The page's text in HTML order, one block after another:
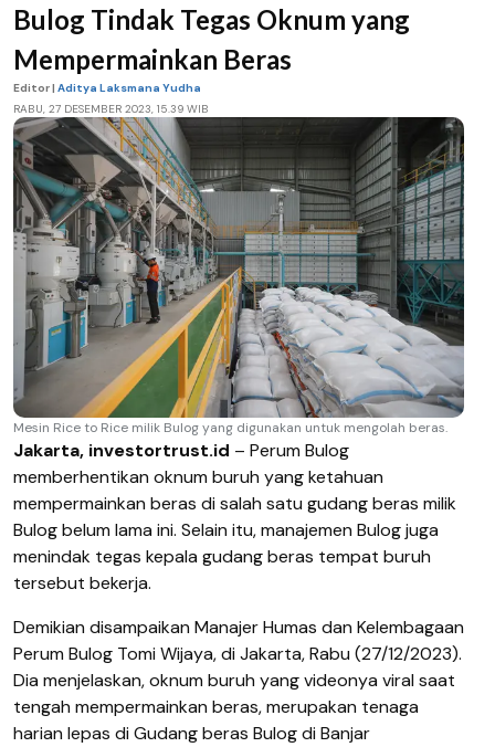
Bulog Tindak Tegas Oknum yang
Mempermainkan Beras
Editor | Aditya Laksmana Yudha
RABU, 27 DESEMBER 2023, 15.39 WIB
Mesin Rice to Rice milik Bulog yang digunakan untuk mengolah beras.
Jakarta, investortrust.id – Perum Bulog
memberhentikan oknum buruh yang ketahuan
mempermainkan beras di salah satu gudang beras milik
Bulog belum lama ini. Selain itu, manajemen Bulog juga
menindak tegas kepala gudang beras tempat buruh
tersebut bekerja.
Demikian disampaikan Manajer Humas dan Kelembagaan
Perum Bulog Tomi Wijaya, di Jakarta, Rabu (27/12/2023).
Dia menjelaskan, oknum buruh yang videonya viral saat
tengah mempermainkan beras, merupakan tenaga
harian lepas di Gudang beras Bulog di Banjar